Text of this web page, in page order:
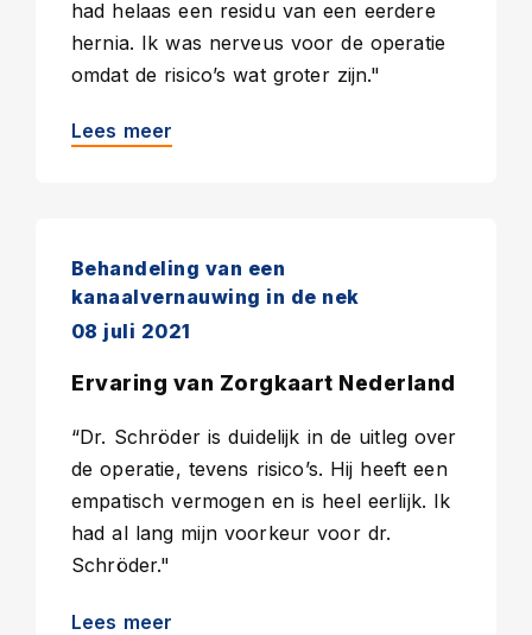
had helaas een residu van een eerdere
hernia. Ik was nerveus voor de operatie
omdat de risico’s wat groter zijn."
Lees meer
Behandeling van een
kanaalvernauwing in de nek
08 juli 2021
Ervaring van Zorgkaart Nederland
“Dr. Schröder is duidelijk in de uitleg over
de operatie, tevens risico’s. Hij heeft een
empatisch vermogen en is heel eerlijk. Ik
had al lang mijn voorkeur voor dr.
Schröder."
Lees meer